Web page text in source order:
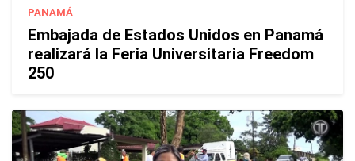
PANAMÁ
Embajada de Estados Unidos en Panamá
realizará la Feria Universitaria Freedom
250